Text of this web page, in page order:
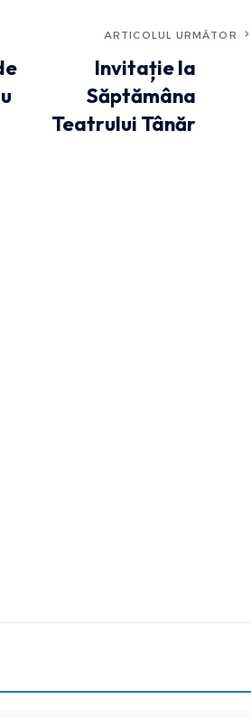
ARTICOLUL URMĂTOR
Invitație la
Săptămâna
Teatrului Tânăr